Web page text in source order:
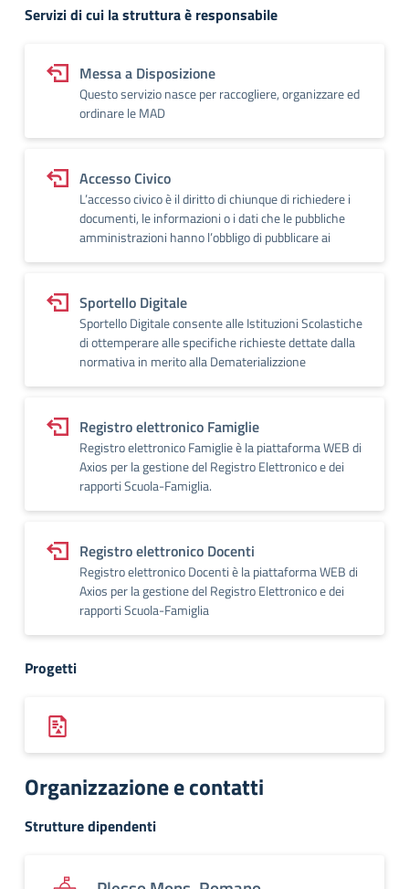
Servizi di cui la struttura è responsabile
Messa a Disposizione
Questo servizio nasce per raccogliere, organizzare ed
ordinare le MAD
Accesso Civico
L’accesso civico è il diritto di chiunque di richiedere i
documenti, le informazioni o i dati che le pubbliche
amministrazioni hanno l’obbligo di pubblicare ai
Sportello Digitale
Sportello Digitale consente alle Istituzioni Scolastiche
di ottemperare alle specifiche richieste dettate dalla
normativa in merito alla Dematerializzione
Registro elettronico Famiglie
Registro elettronico Famiglie è la piattaforma WEB di
Axios per la gestione del Registro Elettronico e dei
rapporti Scuola-Famiglia.
Registro elettronico Docenti
Registro elettronico Docenti è la piattaforma WEB di
Axios per la gestione del Registro Elettronico e dei
rapporti Scuola-Famiglia
Progetti
Organizzazione e contatti
Strutture dipendenti